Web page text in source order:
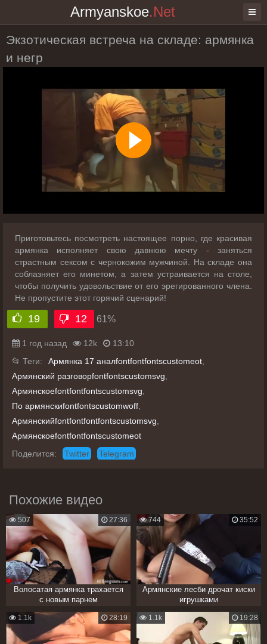
Armyanskoe.Net
Экзотическая встреча на складе: армянка
и негр
Приготовьтесь посмотреть настоящее порно, где красивая
армянка исполняет свою давнюю мечту - заняться
страстным сексом с чернокожим мужчиной. На складе она
соблазняет его минетом, а затем устраивается на столе,
чтобы получить удовольствие от его эрегированного члена.
Не пропустите этот горячий сценарий!
19 12 61%
1 год назад 12k
13:10
📂 Теги:
Армянка 17 аналfontfontfontscustomeot,
Армянский разговорfontfontscustomsvg,
Армянскоеfontfontfontscustomsvg,
По армянскиfontfontscustomwoff,
Армянскийfontfontfontfontscustomsvg,
Армянскоеfontfontfontscustomeot
Поделится:
Twitter Telegram
Похожие видео
Волосатая армянка трахается
с новым парнем
27:36
507
Армянские лесби дрочат киски
игрушками
35:52
744
28:19
1.1k 19:28
1.1k